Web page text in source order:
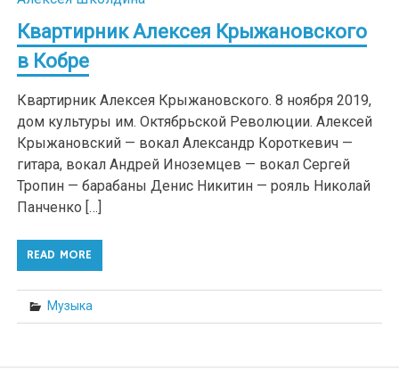
Квартирник Алексея Крыжановского
в Кобре
Квартирник Алексея Крыжановского. 8 ноября 2019,
дом культуры им. Октябрьской Революции. Алексей
Крыжановский — вокал Александр Короткевич —
гитара, вокал Андрей Иноземцев — вокал Сергей
Тропин — барабаны Денис Никитин — рояль Николай
Панченко […]
READ MORE
Музыка